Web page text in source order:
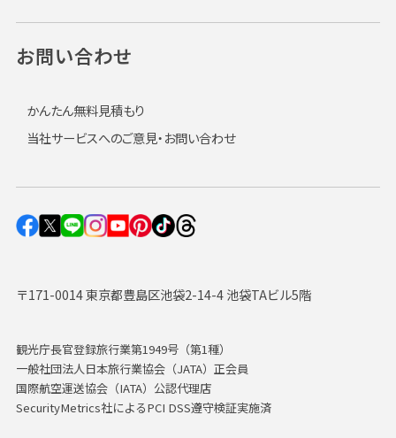
〒171-0014 東京都豊島区池袋2-14-4 池袋TAビル5階
観光庁長官登録旅行業第1949号（第1種）
一般社団法人日本旅行業協会（JATA）正会員
国際航空運送協会（IATA）公認代理店
SecurityMetrics社によるPCI DSS遵守検証実施済
お問い合わせ
かんたん無料見積もり
当社サービスへのご意見・お問い合わせ